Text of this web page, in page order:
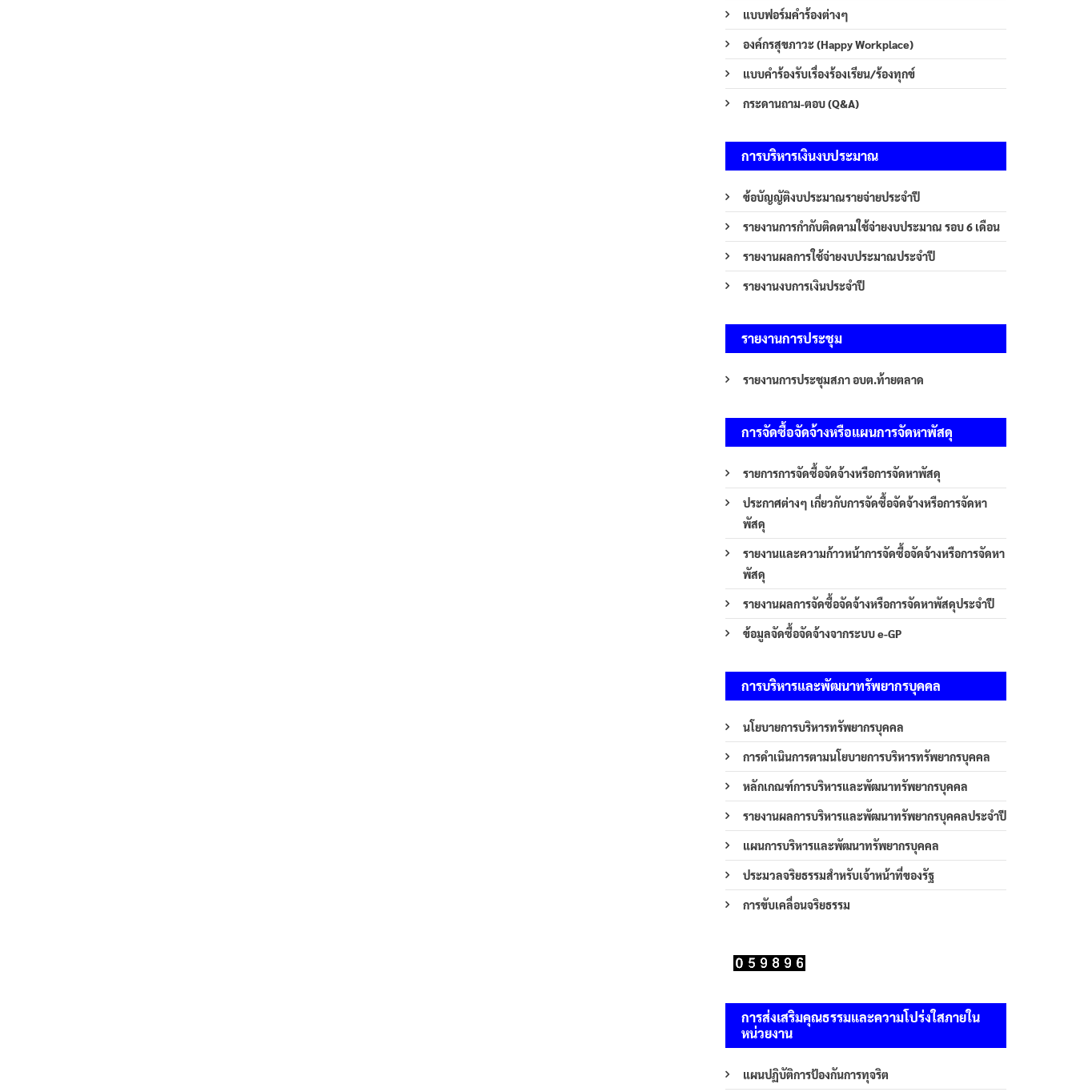
แบบฟอร์มคำร้องต่างๆ
องค์กรสุขภาวะ (Happy Workplace)
แบบคำร้องรับเรื่องร้องเรียน/ร้องทุกข์
กระดานถาม-ตอบ (Q&A)
การบริหารเงินงบประมาณ
ข้อบัญญัติงบประมาณรายจ่ายประจำปี
รายงานการกำกับติดตามใช้จ่ายงบประมาณ รอบ 6 เดือน
รายงานผลการใช้จ่ายงบประมาณประจำปี
รายงานงบการเงินประจำปี
รายงานการประชุม
รายงานการประชุมสภา อบต.ท้ายตลาด
การจัดซื้อจัดจ้างหรือแผนการจัดหาพัสดุ
รายการการจัดซื้อจัดจ้างหรือการจัดหาพัสดุ
ประกาศต่างๆ เกี่ยวกับการจัดซื้อจัดจ้างหรือการจัดหา
พัสดุ
รายงานและความก้าวหน้าการจัดซื้อจัดจ้างหรือการจัดหา
พัสดุ
รายงานผลการจัดซื้อจัดจ้างหรือการจัดหาพัสดุประจำปี
ข้อมูลจัดซื้อจัดจ้างจากระบบ e-GP
การบริหารและพัฒนาทรัพยากรบุคคล
นโยบายการบริหารทรัพยากรบุคคล
การดำเนินการตามนโยบายการบริหารทรัพยากรบุคคล
หลักเกณฑ์การบริหารและพัฒนาทรัพยากรบุคคล
รายงานผลการบริหารและพัฒนาทรัพยากรบุคคลประจำปี
แผนการบริหารและพัฒนาทรัพยากรบุคคล
ประมวลจริยธรรมสำหรับเจ้าหน้าที่ของรัฐ
การขับเคลื่อนจริยธรรม
การส่งเสริมคุณธรรมและความโปร่งใสภายใน
หน่วยงาน
แผนปฏิบัติการป้องกันการทุจริต